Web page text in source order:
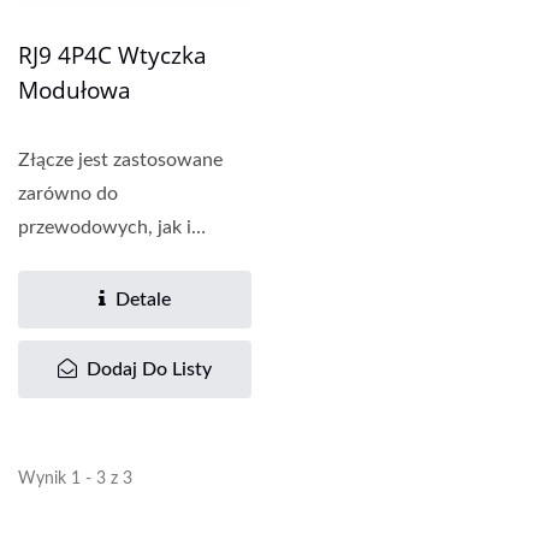
RJ9 4P4C Wtyczka
Modułowa
Złącze jest zastosowane
zarówno do
przewodowych, jak i
urządzeń telefonicznych,...
Detale
Dodaj Do Listy
Wynik 1 - 3 z 3